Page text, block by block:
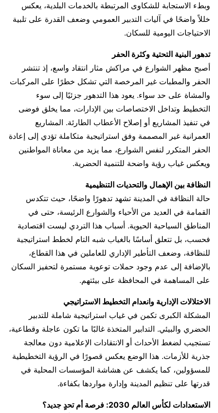
وبطء الاستجابة للشكاوى المرتبطة بالخدمات البلدية، يعكس
خللاً واضحًا في آليات التدبير العمومي وضعف القدرة على تلبية
الاحتياجات اليومية للسكان.
تدهور البنية التحتية وكثرة الحفر
أصبح مظهر الشوارع في مراكش مثار انتقاد واسع، إذ تنتشر
الحفر والمطبات غير المرخصة التي تشكل خطرًا على المركبات
والمشاة على حد سواء. يعود هذا التدهور جزئيًا إلى سوء
التخطيط وتداخل الاختصاصات بين الإدارات، مما يخلق فوضى
في تنفيذ المشاريع أو إصلاح الأعطاب الطارئة. المشاريع
العمرانية غير المصممة وفق استراتيجية متكاملة تؤدي إلى إعادة
الحفر المتكرر لنفس الشوارع، مما يزيد من معاناة المواطنين
ويعكس غياب رؤية واضحة للتنمية الحضرية.
النظافة بين الإهمال والتحديات التنظيمية
حالة النظافة في المدينة تشهد تدهورًا واضحًا، حيث تتكدس
القمامة في العديد من الأحياء والشوارع الرئيسة، حتى في
المناطق السياحية الحيوية. أسباب هذا التردي ليست اقتصادية
فحسب، بل تتعلق أساسًا بالغياب شبه التام لخطط استراتيجية
للنظافة، وضعف التأطير الإداري للعاملين في هذا القطاع،
بالإضافة إلى عدم وجود حملات توعوية مستمرة لتحفيز السكان
على المساهمة في المحافظة على بيئتهم.
الاختلالات الإدارية وانعدام التخطيط الاستراتيجي
المشكلة الكبرى تكمن في غياب استراتيجية شاملة للتدبير
الحضري والبيئي. التدابير المتخذة غالبًا ما تكون عاجلة وقطاعية،
تستجيب لضغط الأحداث أو الانتقادات الإعلامية دون معالجة
جذرية للأزمات. هذا الوضع يعكس قصورًا في الرؤية التخطيطية
للمسؤولين، كما يكشف عن هشاشة المؤسسات المحلية في
قدرتها على تنظيم المدينة وإدارة مواردها بكفاءة.
الاستعدادات لكأس العالم 2030: فرصة أم تحدٍ جديد؟